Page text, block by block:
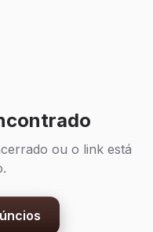
ou o link está